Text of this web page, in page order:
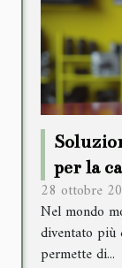
per la
28 ottobre
Nel mondo
diventato più
permette di...